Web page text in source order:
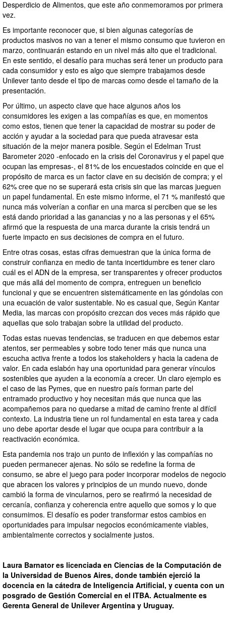
Desperdicio de Alimentos, que este año conmemoramos por primera
vez.
Es importante reconocer que, si bien algunas categorías de
productos masivos no van a tener el mismo consumo que tuvieron en
marzo, continuarán estando en un nivel más alto que el tradicional.
En este sentido, el desafío para muchas será tener un producto para
cada consumidor y esto es algo que siempre trabajamos desde
Unilever tanto desde el tipo de marcas como desde el tamaño de la
presentación.
Por último, un aspecto clave que hace algunos años los
consumidores les exigen a las compañías es que, en momentos
como estos, tienen que tener la capacidad de mostrar su poder de
acción y ayudar a la sociedad para que pueda atravesar esta
situación de la mejor manera posible. Según el Edelman Trust
Barometer 2020 -enfocado en la crisis del Coronavirus y el papel que
ocupan las empresas-, el 81% de los encuestados coincide en que el
propósito de marca es un factor clave en su decisión de compra; y el
62% cree que no se superará esta crisis sin que las marcas jueguen
un papel fundamental. En este mismo informe, el 71 % manifestó que
nunca más volverían a confiar en una marca si perciben que se les
está dando prioridad a las ganancias y no a las personas y el 65%
afirmó que la respuesta de una marca durante la crisis tendrá un
fuerte impacto en sus decisiones de compra en el futuro.
Entre otras cosas, estas cifras demuestran que la única forma de
construir confianza en medio de tanta incertidumbre es tener claro
cuál es el ADN de la empresa, ser transparentes y ofrecer productos
que más allá del momento de compra, entreguen un beneficio
funcional y que se encuentren sistemáticamente en las góndolas con
una ecuación de valor sustentable. No es casual que, Según Kantar
Media, las marcas con propósito crezcan dos veces más rápido que
aquellas que solo trabajan sobre la utilidad del producto.
Todas estas nuevas tendencias, se traducen en que debemos estar
atentos, ser permeables y sobre todo tener más que nunca una
escucha activa frente a todos los stakeholders y hacia la cadena de
valor. En cada eslabón hay una oportunidad para generar vínculos
sostenibles que ayuden a la economía a crecer. Un claro ejemplo es
el caso de las Pymes, que en nuestro país forman parte del
entramado productivo y hoy necesitan más que nunca que las
acompañemos para no quedarse a mitad de camino frente al difícil
contexto. La industria tiene un rol fundamental en esta tarea y cada
uno debe aportar desde el lugar que ocupa para contribuir a la
reactivación económica.
Esta pandemia nos trajo un punto de inflexión y las compañías no
pueden permanecer ajenas. No sólo se redefine la forma de
consumo, se abre el juego para poder incorporar modelos de negocio
que abracen los valores y principios de un mundo nuevo, donde
cambió la forma de vincularnos, pero se reafirmó la necesidad de
cercanía, confianza y coherencia entre aquello que somos y lo que
consumimos. El desafío es poder transformar estos cambios en
oportunidades para impulsar negocios económicamente viables,
ambientalmente correctos y socialmente justos.
Laura Barnatores licenciada en Ciencias de la Computación de
la Universidad de Buenos Aires, donde también ejerció la
docencia en la cátedra de Inteligencia Artificial, y cuenta con un
posgrado de Gestión Comercial en el ITBA. Actualmente es
Gerenta General de Unilever Argentina y Uruguay.